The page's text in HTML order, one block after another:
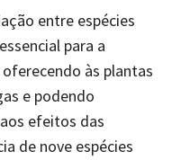
entre espécies
para a
às plantas
e podendo
efeitos das
de nove espécies